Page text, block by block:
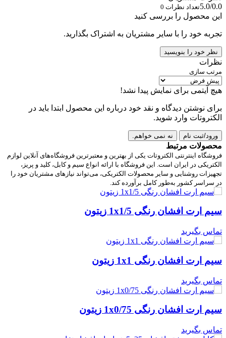
5.0/0.0تعداد نظرات 0
این محصول را بررسی کنید
تجربه خود را با سایر مشتریان به اشتراک بگذارید.
نظر خود را بنویسید
نظرات
مرتب سازی
هیچ آیتمی برای نمایش پیدا نشد!
برای نوشتن دیدگاه و نقد خود درباره این محصول ابتدا باید در
الکتروتات وارد شوید.
ورود/ثبت نام نه نمی خواهم.
محصولات مرتبط
فروشگاه اینترنتی الکتروتات یکی از بهترین و معتبرترین فروشگاه‌های آنلاین لوازم
الکتریکی در ایران است. این فروشگاه با ارائه انواع سیم و کابل، کلید و پریز،
تجهیزات روشنایی و سایر محصولات الکتریکی، می‌تواند نیازهای مشتریان خود را
در سراسر کشور به‌طور کامل برآورده کند.
سیم ارت افشان رنگی 1x1/5 زیتون
تماس بگیرید
سیم ارت افشان رنگی 1x1 زیتون
تماس بگیرید
سیم ارت افشان رنگی 1x0/75 زیتون
تماس بگیرید